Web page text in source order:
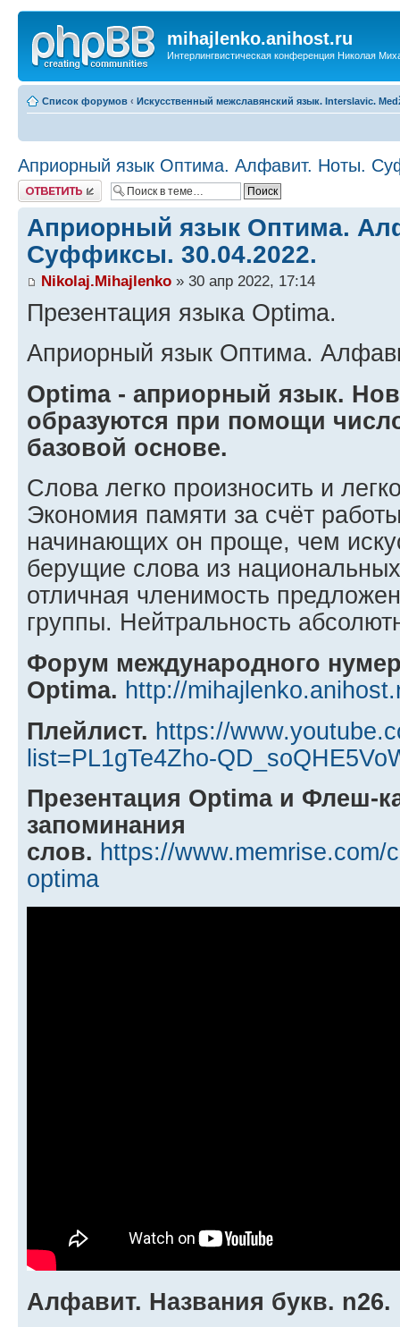
mihajlenko.anihost.ru
Интерлингвистическая конференция Николая
Список форумов ‹ Искусственный межславянский язык. Interslavic.
Априорный язык Оптима. Алфавит. Ноты.
Ответить
Априорный язык Оптима.
Суффиксы. 30.04.2022.
Nikolaj.Mihajlenko » 30 апр 2022, 17:14
Презентация языка Optima.
Априорный язык Оптима.
Optima - aприорный язык.
образуются при помощи
базовой основе.
Слова легко произносить и
Экономия памяти за счёт
начинающих он проще, чем
берущие слова из
отличная членимость
группы. Нейтральность
Форум международного
Optima. http://
Плейлист. https://
list=PL1gTe4Zho-
Презентация Optima и Флеш-
запоминания
слов. https://www.memrise.com/
optima
Алфавит. Названия букв. n26.